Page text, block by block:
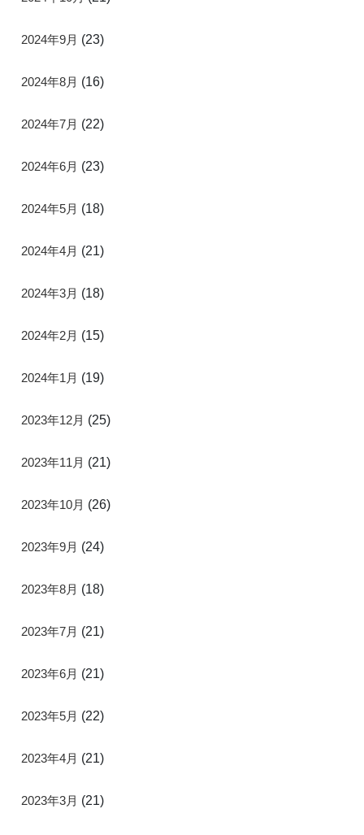
2024年9月 (23)
2024年8月 (16)
2024年7月 (22)
2024年6月 (23)
2024年5月 (18)
2024年4月 (21)
2024年3月 (18)
2024年2月 (15)
2024年1月 (19)
2023年12月 (25)
2023年11月 (21)
2023年10月 (26)
2023年9月 (24)
2023年8月 (18)
2023年7月 (21)
2023年6月 (21)
2023年5月 (22)
2023年4月 (21)
2023年3月 (21)